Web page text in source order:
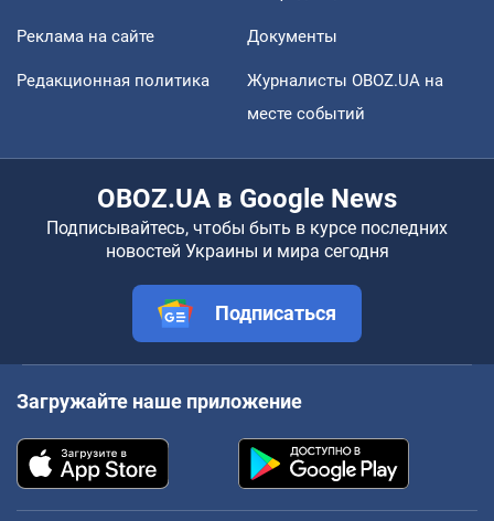
Реклама на сайте Документы
Редакционная политика
Журналисты OBOZ.UA на
месте событий
OBOZ.UA в Google News
Подписывайтесь, чтобы быть в курсе последних
новостей Украины и мира сегодня
Подписаться
Загружайте наше приложение